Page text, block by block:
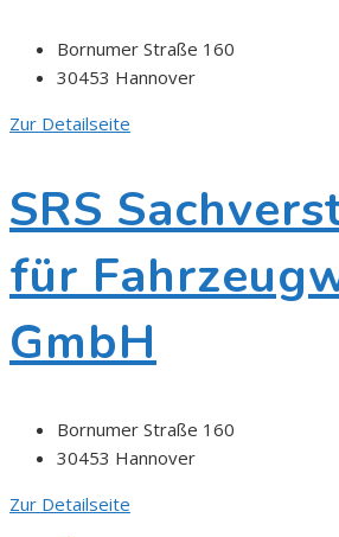
Bornumer Straße 160
30453 Hannover
Zur Detailseite
SRS
für
GmbH
Bornumer Straße 160
30453 Hannover
Zur Detailseite